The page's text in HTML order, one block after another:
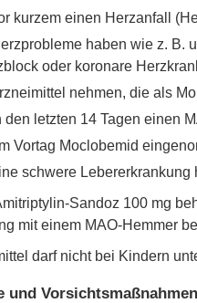
kurzem einen Herzanfall
haben wie z. B.
oder koronare
nehmen, die als
den letzten 14 Tagen einen
Vortag Moclobemid
schwere Lebererkrankung
Sandoz 100 mg
mit einem MAO-Hemmer
darf nicht bei Kindern
und Vorsichtsmaßnahmen